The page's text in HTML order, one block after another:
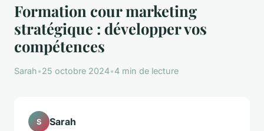
Formation cour marketing
stratégique : développer vos
compétences
Sarah•25 octobre 2024•4 min de lecture
S Sarah